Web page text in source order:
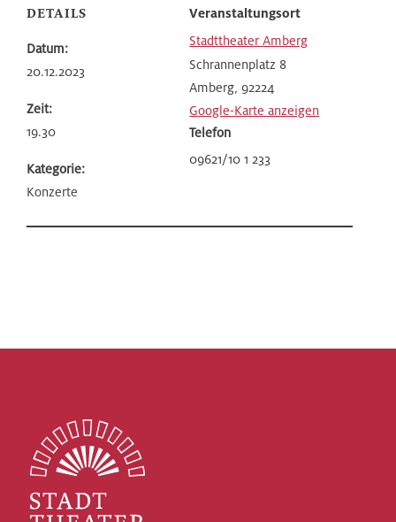
DETAILS
Datum:
20.12.2023
Zeit:
19.30
Kategorie:
Konzerte
Veranstaltungsort
Stadttheater Amberg
Schrannenplatz 8
Amberg, 92224
Google-Karte anzeigen
Telefon
09621/10 1 233